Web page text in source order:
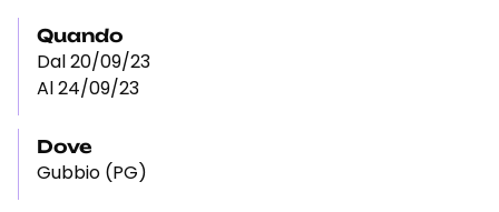
Quando
Dal 20/09/23
Al 24/09/23
Dove
Gubbio (PG)